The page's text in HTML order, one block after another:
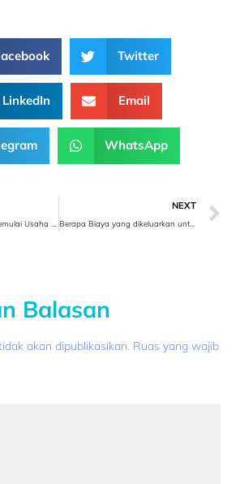
Twitter
LinkedIn Email
WhatsApp
NEXT
Berapa Biaya yang dikeluarkan untuk membuat aplikasi web ?
Balasan
akan dipublikasikan. Ruas yang wajib